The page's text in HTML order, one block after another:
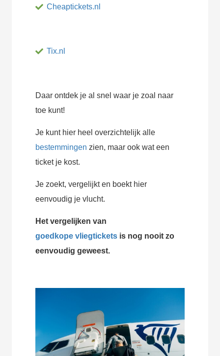
Cheaptickets.nl
Tix.nl
Daar ontdek je al snel waar je zoal naar
toe kunt!
Je kunt hier heel overzichtelijk alle
bestemmingen zien, maar ook wat een
ticket je kost.
Je zoekt, vergelijkt en boekt hier
eenvoudig je vlucht.
Het vergelijken van
goedkope vliegtickets is nog nooit zo
eenvoudig geweest.